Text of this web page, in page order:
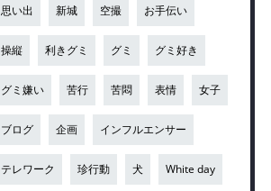
思い出 新城 空撮 お手伝い
操縦 利きグミ グミ グミ好き
グミ嫌い 苦行 苦悶 表情 女子
ブログ 企画 インフルエンサー
テレワーク 珍行動 犬 White day